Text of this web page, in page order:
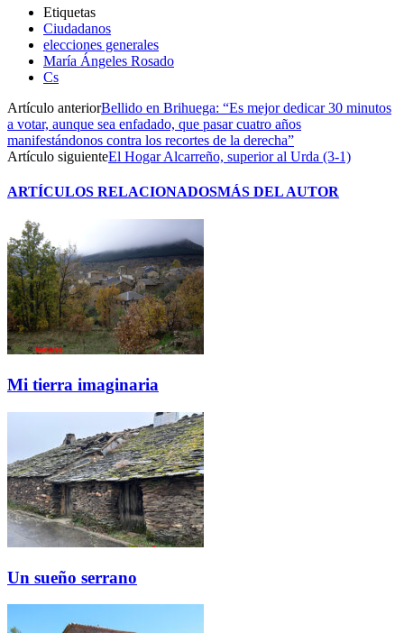
Etiquetas
Ciudadanos
elecciones generales
María Ángeles Rosado
Cs
Artículo anteriorBellido en Brihuega: “Es mejor dedicar 30 minutos
a votar, aunque sea enfadado, que pasar cuatro años
manifestándonos contra los recortes de la derecha”
Artículo siguienteEl Hogar Alcarreño, superior al Urda (3-1)
ARTÍCULOS RELACIONADOSMÁS DEL AUTOR
Mi tierra imaginaria
Un sueño serrano